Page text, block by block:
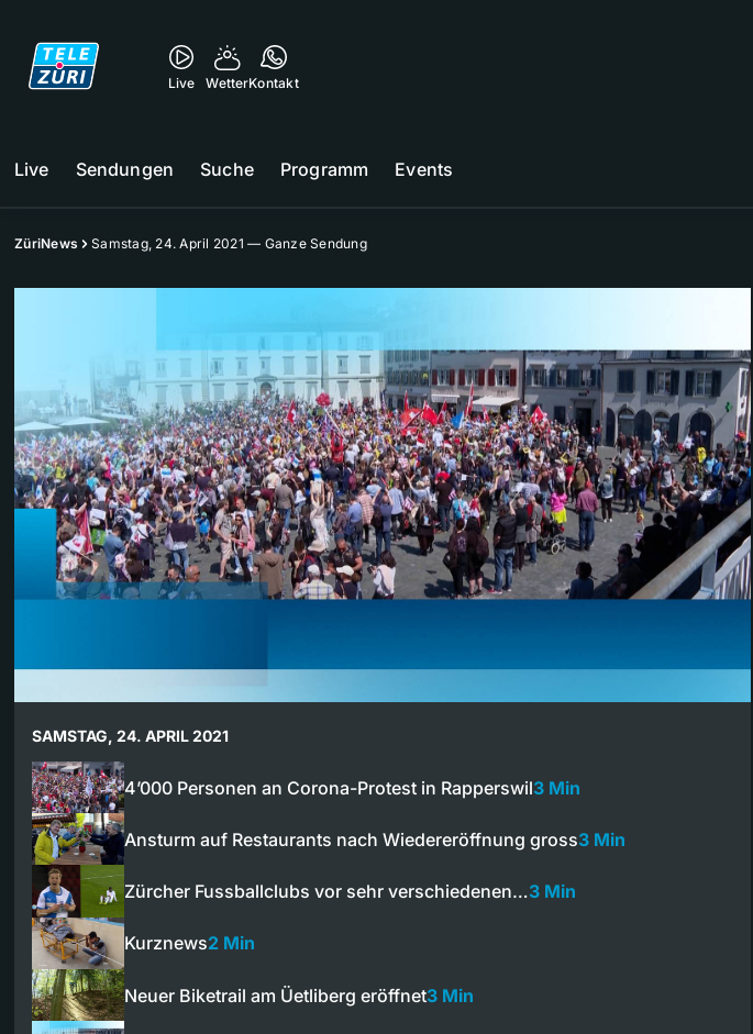
Live WetterKontakt
Live Sendungen Suche Programm Events
ZüriNews Samstag, 24. April 2021 — Ganze Sendung
SAMSTAG, 24. APRIL 2021
4’000 Personen an Corona-Protest in Rapperswil3 Min
Ansturm auf Restaurants nach Wiedereröffnung gross3 Min
Zürcher Fussballclubs vor sehr verschiedenen…3 Min
Kurznews2 Min
Neuer Biketrail am Üetliberg eröffnet3 Min